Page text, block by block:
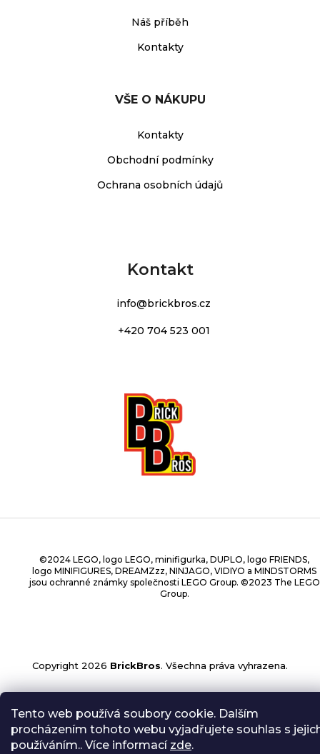
Tento web používá soubory cookie. Dalším
procházením tohoto webu vyjadřujete souhlas s
používáním.. Více informací zde.
Náš příběh
Kontakty
VŠE O NÁKUPU
Kontakty
Obchodní podmínky
Ochrana osobních údajů
Kontakt
info@brickbros.cz
+420 704 523 001
©2024 LEGO, logo LEGO, minifigurka, DUPLO, logo FRIENDS,
logo MINIFIGURES, DREAMZzz, NINJAGO, VIDIYO a MINDSTORMS
jsou ochranné známky společnosti LEGO Group. ©2023 The LEGO
Group.
Copyright 2026 BrickBros. Všechna práva vyhrazena.